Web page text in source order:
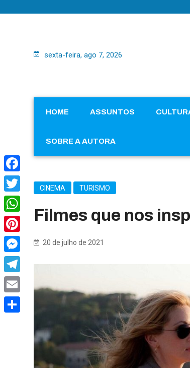
sexta-feira, ago 7, 2026
HOME ASSUNTOS
SOBRE A AUTORA
CINEMA TURISMO
Filmes que nos
20 de julho de 2021
Facebook
Twitter
WhatsApp
Pinterest
Messenger
Telegram
Email